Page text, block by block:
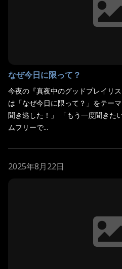
なぜ今日に限って？
今夜の『真夜中のグッドプレイリ
は「なぜ今日に限って？」をテー
聞き逃した！」 「もう一度聞きた
ムフリーで...
2025年8月22日